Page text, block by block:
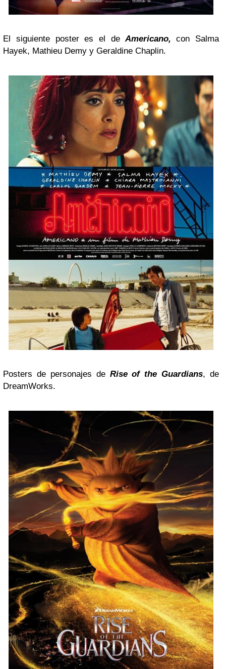
El siguiente poster es el deAmericano, con Salma
Hayek, Mathieu Demy y Geraldine Chaplin.
Posters de personajes de Rise of the Guardians, de
DreamWorks.